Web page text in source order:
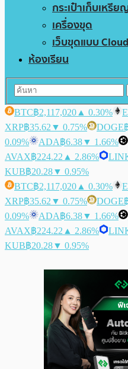
กระเป๋าเก็บเหรีย
เครื่องขุด
เว็บขุดแบบ
ห้องเรียน
BTC฿2,117,020 ▲ 0.30%
XRP฿35.62 ▼ 0.75% DOGE
0.09%
ADA฿6.38▼ 1.66%
AVAX฿224.22 ▲ 2.86%
KUB฿20.28▼ 0.95%
BTC฿2,117,020 ▲ 0.30%
XRP฿35.62 ▼ 0.75% DOGE
0.09%
ADA฿6.38▼ 1.66%
AVAX฿224.22 ▲ 2.86%
KUB฿20.28▼ 0.95%